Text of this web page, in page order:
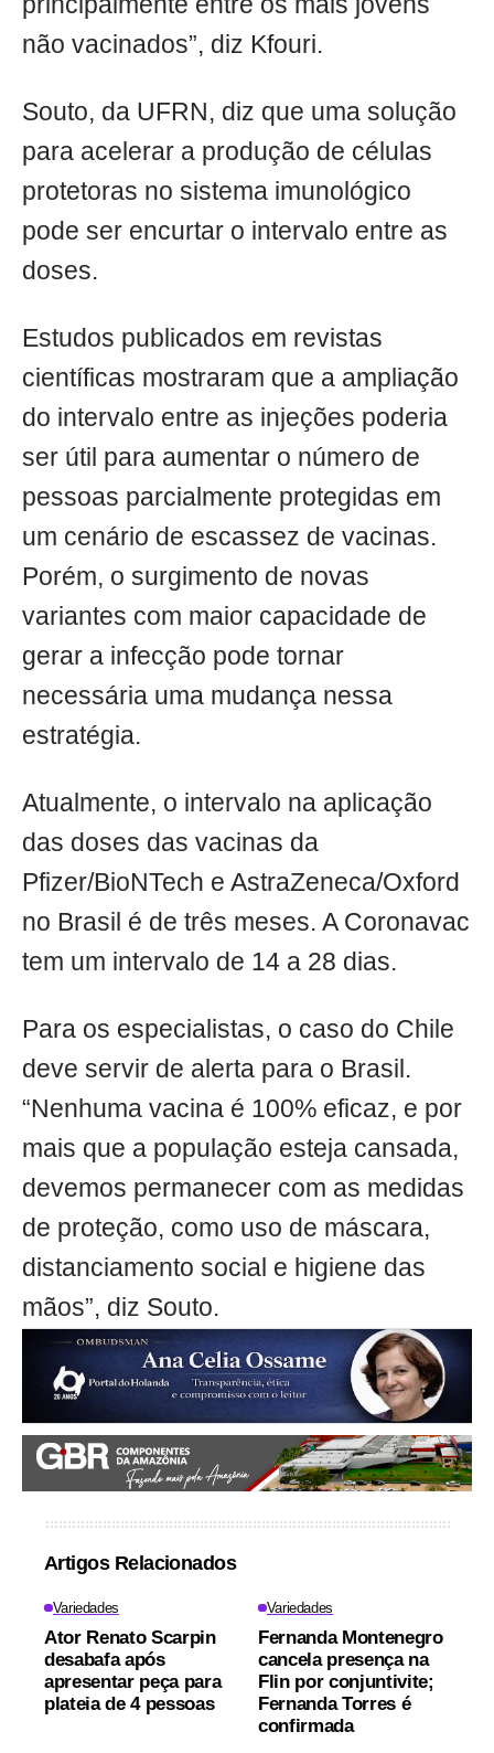
não vacinados”, diz Kfouri.
Souto, da UFRN, diz que uma solução
para acelerar a produção de células
protetoras no sistema imunológico
pode ser encurtar o intervalo entre as
doses.
Estudos publicados em revistas
científicas mostraram que a ampliação
do intervalo entre as injeções poderia
ser útil para aumentar o número de
pessoas parcialmente protegidas em
um cenário de escassez de vacinas.
Porém, o surgimento de novas
variantes com maior capacidade de
gerar a infecção pode tornar
necessária uma mudança nessa
estratégia.
Atualmente, o intervalo na aplicação
das doses das vacinas da
Pfizer/BioNTech e AstraZeneca/Oxford
no Brasil é de três meses. A Coronavac
tem um intervalo de 14 a 28 dias.
Para os especialistas, o caso do Chile
deve servir de alerta para o Brasil.
“Nenhuma vacina é 100% eficaz, e por
mais que a população esteja cansada,
devemos permanecer com as medidas
de proteção, como uso de máscara,
distanciamento social e higiene das
mãos”, diz Souto.
Artigos Relacionados
Variedades
Ator Renato Scarpin
desabafa após
apresentar peça para
plateia de 4 pessoas
Variedades
Fernanda Montenegro
cancela presença na
Flin por conjuntivite;
Fernanda Torres é
confirmada